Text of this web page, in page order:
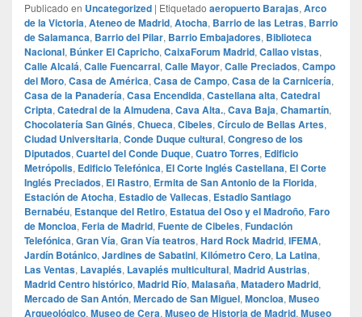
Publicado en Uncategorized | Etiquetado aeropuerto Barajas, Arco
de la Victoria, Ateneo de Madrid, Atocha, Barrio de las Letras, Barrio
de Salamanca, Barrio del Pilar, Barrio Embajadores, Biblioteca
Nacional, Búnker El Capricho, CaixaForum Madrid, Callao vistas,
Calle Alcalá, Calle Fuencarral, Calle Mayor, Calle Preciados, Campo
del Moro, Casa de América, Casa de Campo, Casa de la Carnicería,
Casa de la Panadería, Casa Encendida, Castellana alta, Catedral
Cripta, Catedral de la Almudena, Cava Alta., Cava Baja, Chamartín,
Chocolatería San Ginés, Chueca, Cibeles, Círculo de Bellas Artes,
Ciudad Universitaria, Conde Duque cultural, Congreso de los
Diputados, Cuartel del Conde Duque, Cuatro Torres, Edificio
Metrópolis, Edificio Telefónica, El Corte Inglés Castellana, El Corte
Inglés Preciados, El Rastro, Ermita de San Antonio de la Florida,
Estación de Atocha, Estadio de Vallecas, Estadio Santiago
Bernabéu, Estanque del Retiro, Estatua del Oso y el Madroño, Faro
de Moncloa, Feria de Madrid, Fuente de Cibeles, Fundación
Telefónica, Gran Vía, Gran Vía teatros, Hard Rock Madrid, IFEMA,
Jardín Botánico, Jardines de Sabatini, Kilómetro Cero, La Latina,
Las Ventas, Lavapiés, Lavapiés multicultural, Madrid Austrias,
Madrid Centro histórico, Madrid Río, Malasaña, Matadero Madrid,
Mercado de San Antón, Mercado de San Miguel, Moncloa, Museo
Arqueológico, Museo de Cera, Museo de Historia de Madrid, Museo